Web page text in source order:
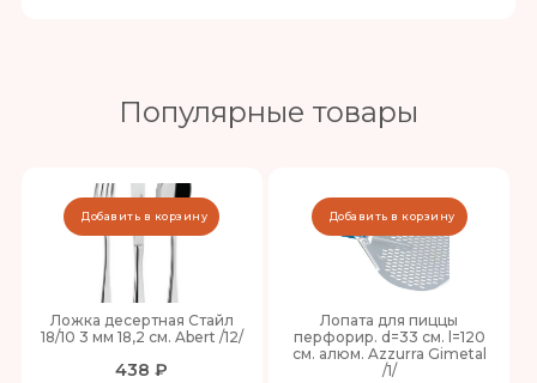
Популярные товары
Ложка десертная Стайл
18/10 3 мм 18,2 см. Abert /12/
438 ₽
Добавить в корзину
Лопата для пиццы
перфорир. d=33 см. l=120
см. алюм. Azzurra Gimetal
/1/
Добавить в корзину